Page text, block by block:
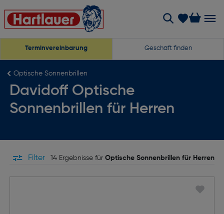
Terminvereinbarung Geschäft finden
Optische Sonnenbrillen
Davidoff Optische
Sonnenbrillen für Herren
Filter 14 Ergebnisse für Optische Sonnenbrillen für Herren